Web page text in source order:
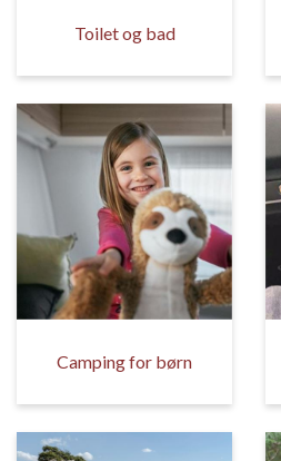
Toilet og bad
Camping for børn